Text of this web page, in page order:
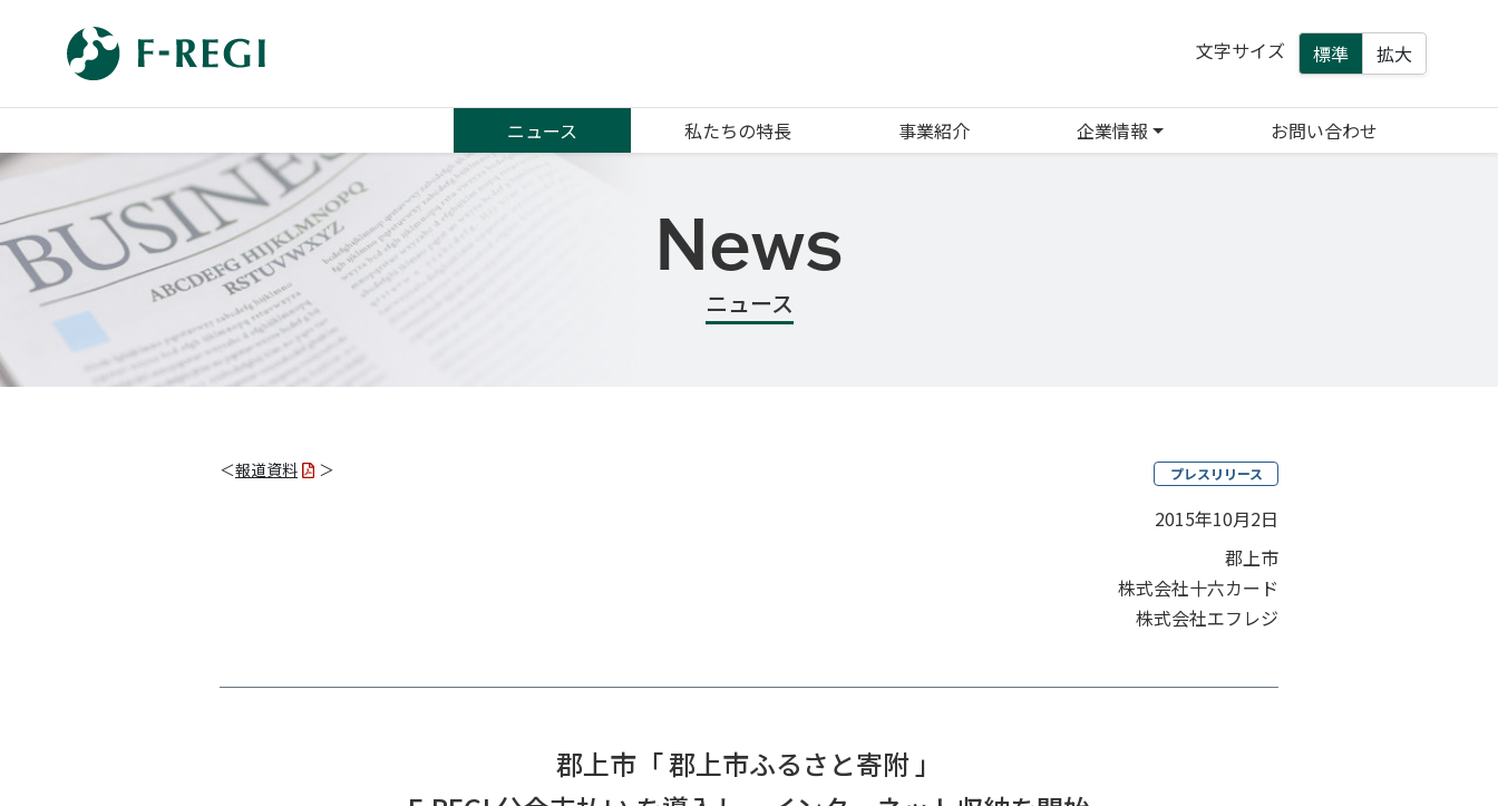
文字サイズ 標準 拡大
ニュース 私たちの特長 事業紹介 企業情報 お問い合わせ
News
ニュース
＜報道資料 ＞ プレスリリース
2015年10月2日
郡上市
株式会社十六カード
株式会社エフレジ
郡上市「 郡上市ふるさと寄附 」